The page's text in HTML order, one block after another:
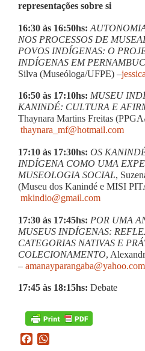
representações sobre si
16:30 às 16:50hs:
NOS PROCESSOS DE
POVOS INDÍGENAS: O
INDÍGENAS EM
Silva (Museóloga/UFPE) –
16:50 às 17:10hs: MUSEU
KANINDÉ: CULTURA E
Thaynara Martins Freitas
thaynara_mf@hotmail.com
17:10 às 17:30hs: OS
INDÍGENA COMO UMA
MUSEOLOGIA SOCIAL,
(Museu dos Kanindé e MISI
mkindio@gmail.com
17:30 às 17:45hs: POR UMA
MUSEUS INDÍGENAS:
CATEGORIAS NATIVAS E
COLECIONAMENTO,
–
17:45 às 18:15hs: Debate
Facebook